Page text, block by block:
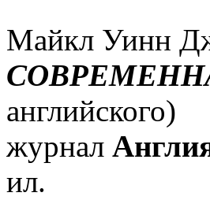
Майкл Уинн
английского)
журнал
ил.